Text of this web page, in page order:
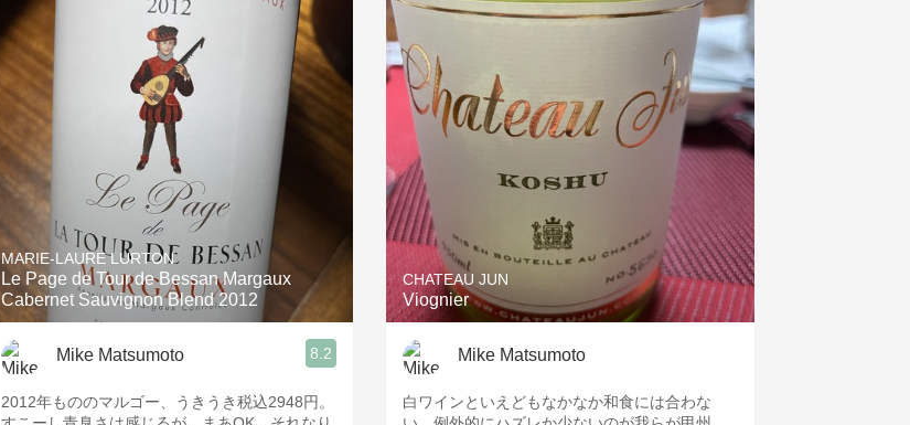
MARIE-LAURE LURTON
Le Page de Tour de Bessan Margaux
Cabernet Sauvignon Blend 2012
Mike Matsumoto 8.2
2012年もののマルゴー、うきうき税込2948円。
CHATEAU JUN
Viognier
Mike Matsumoto
白ワインといえどもなかなか和食には合わな